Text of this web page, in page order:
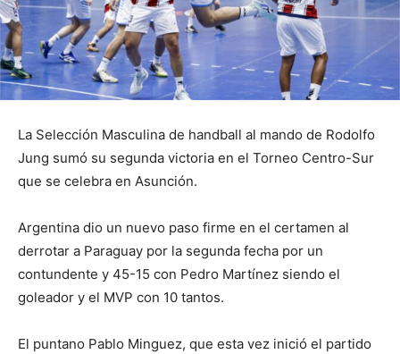
La Selección Masculina de handball al mando de Rodolfo
Jung sumó su segunda victoria en el Torneo Centro-Sur
que se celebra en Asunción.
Argentina dio un nuevo paso firme en el certamen al
derrotar a Paraguay por la segunda fecha por un
contundente y 45-15 con Pedro Martínez siendo el
goleador y el MVP con 10 tantos.
El puntano Pablo Minguez, que esta vez inició el partido